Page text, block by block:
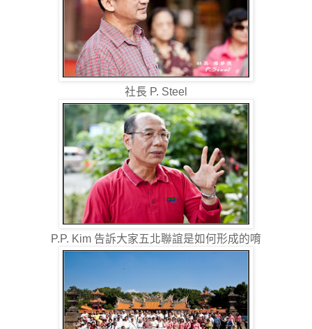
社長 P. Steel
P.P. Kim 告訴大家五北聯誼是如何形成的唷